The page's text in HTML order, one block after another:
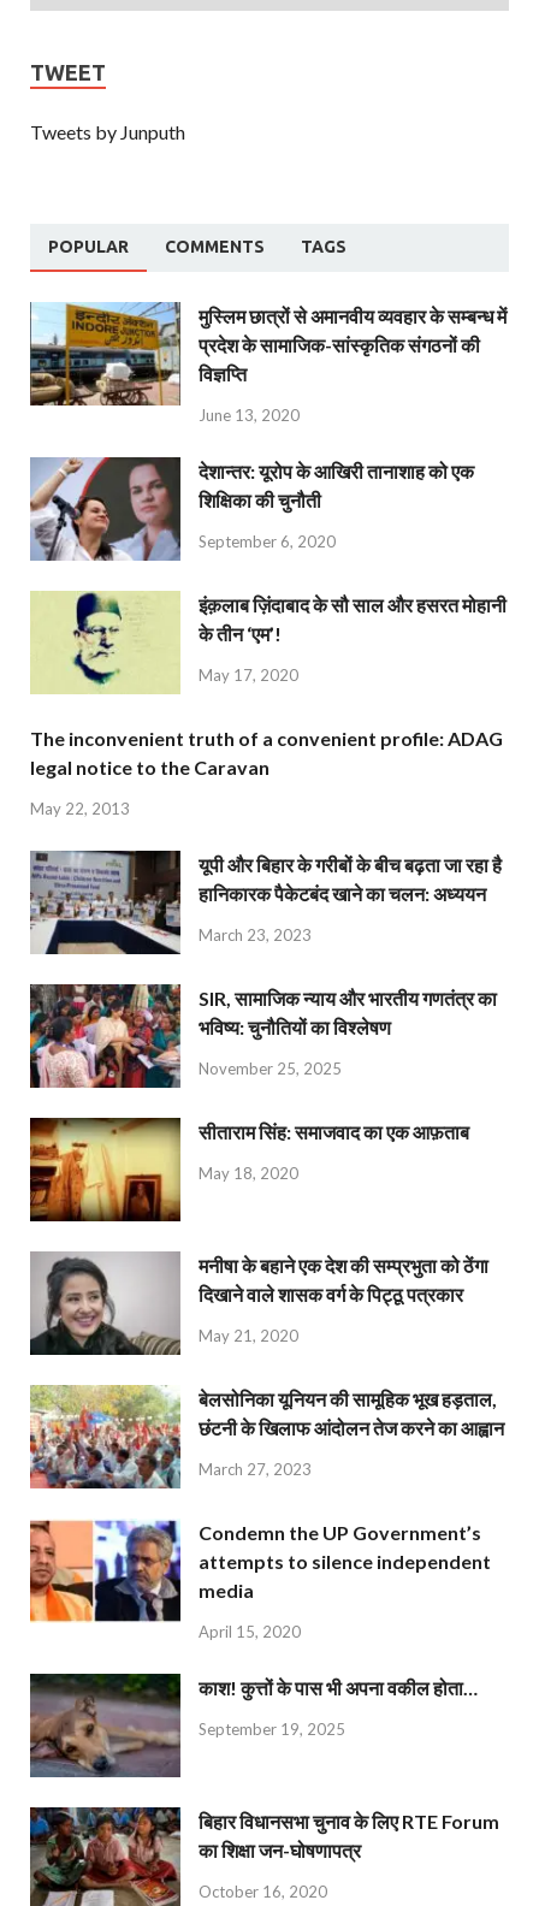
TWEET
Tweets by Junputh
POPULAR COMMENTS TAGS
मुस्लिम छात्रों से अमानवीय व्यवहार के सम्बन्ध में
प्रदेश के सामाजिक-सांस्कृतिक संगठनों की
विज्ञप्ति
June 13, 2020
देशान्‍तर: यूरोप के आखिरी तानाशाह को एक
शिक्षिका की चुनौती
September 6, 2020
इंक़लाब ज़िंदाबाद के सौ साल और हसरत मोहानी
के तीन ‘एम’!
May 17, 2020
The inconvenient truth of a convenient profile: ADAG
legal notice to the Caravan
May 22, 2013
यूपी और बिहार के गरीबों के बीच बढ़ता जा रहा है
हानिकारक पैकेटबंद खाने का चलन: अध्ययन
March 23, 2023
SIR, सामाजिक न्याय और भारतीय गणतंत्र का
भविष्य: चुनौतियों का विश्लेषण
November 25, 2025
सीताराम सिंह: समाजवाद का एक आफ़ताब
May 18, 2020
मनीषा के बहाने एक देश की सम्प्रभुता को ठेंगा
दिखाने वाले शासक वर्ग के पिट्ठू पत्रकार
May 21, 2020
बेलसोनिका यूनियन की सामूहिक भूख हड़ताल,
छंटनी के खिलाफ आंदोलन तेज करने का आह्वान
March 27, 2023
Condemn the UP Government’s
attempts to silence independent
media
April 15, 2020
काश! कुत्तों के पास भी अपना वकील होता…
September 19, 2025
बिहार विधानसभा चुनाव के लिए RTE Forum
का शिक्षा जन-घोषणापत्र
October 16, 2020